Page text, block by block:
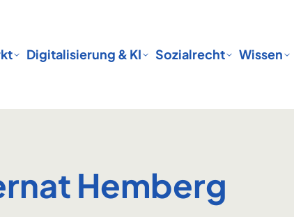
Digitalisierung & KI Sozialrecht Wissen
Hemberg